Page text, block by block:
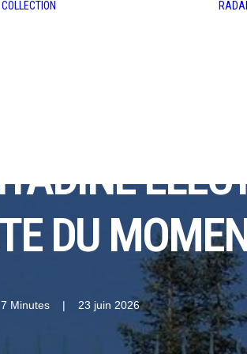
COLLECTION
DU
7 Minutes | 23 juin 2026